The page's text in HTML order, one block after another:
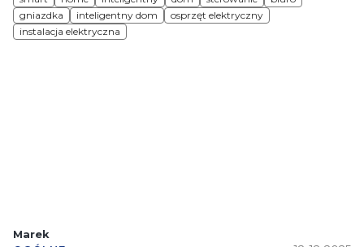
gniazdka
inteligentny dom
osprzęt elektryczny
instalacja elektryczna
Marek